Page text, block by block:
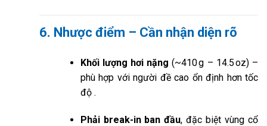
6. Nhược điểm – Cần nhận diện rõ
Khối lượng hơi nặng (~410 g – 14.5 oz) –
phù hợp với người đề cao ổn định hơn tốc
độ.
Phải break-in ban đầu, đặc biệt vùng cổ